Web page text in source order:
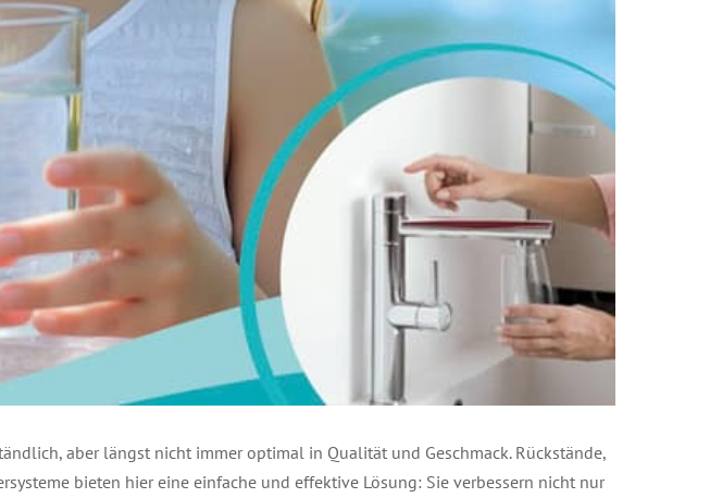
aber längst nicht immer optimal in Qualität und Geschmack. Rückstände,
bieten hier eine einfache und effektive Lösung: Sie verbessern nicht nur